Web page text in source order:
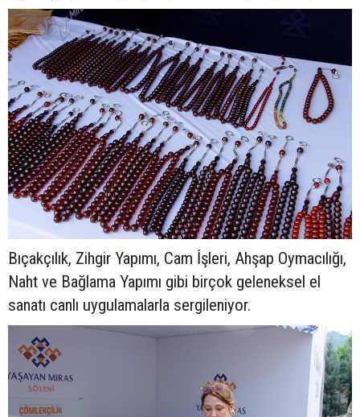
Bıçakçılık, Zihgir Yapımı, Cam İşleri, Ahşap Oymacılığı,
Naht ve Bağlama Yapımı gibi birçok geleneksel el
sanatı canlı uygulamalarla sergileniyor.